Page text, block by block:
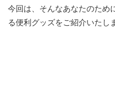
今回は、そんなあなたのため
る便利グッズをご紹介いたし